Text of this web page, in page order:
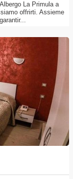
La Primula a
offrirti. Assieme